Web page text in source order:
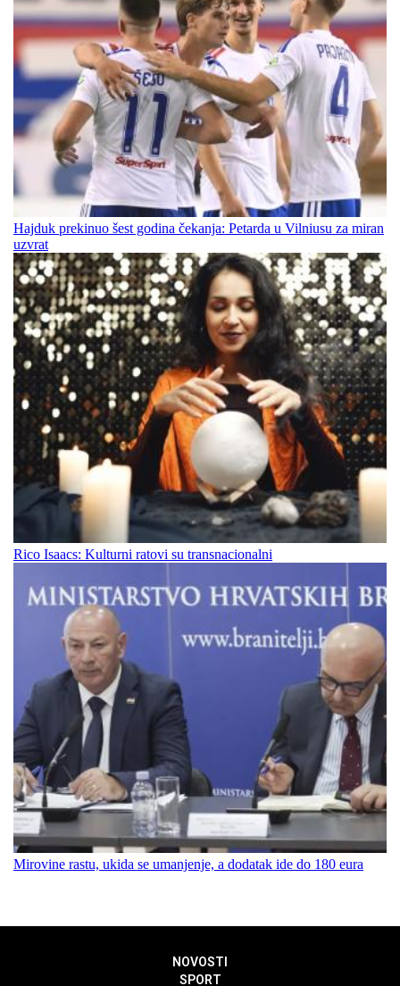
Hajduk prekinuo šest godina čekanja: Petarda u Vilniusu za miran
uzvrat
Rico Isaacs: Kulturni ratovi su transnacionalni
Mirovine rastu, ukida se umanjenje, a dodatak ide do 180 eura
NOVOSTI
SPORT